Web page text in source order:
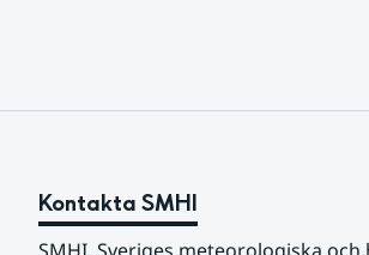
Kontakta SMHI